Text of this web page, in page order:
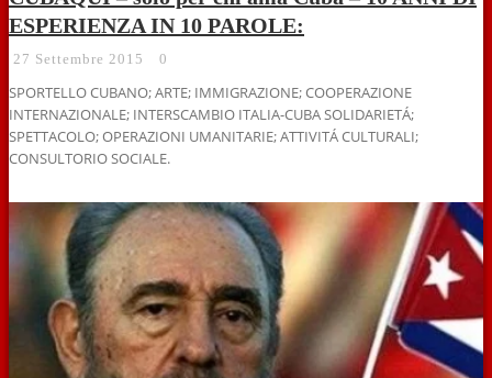
ESPERIENZA IN 10 PAROLE:
27 Settembre 2015 0
SPORTELLO CUBANO; ARTE; IMMIGRAZIONE; COOPERAZIONE
INTERNAZIONALE; INTERSCAMBIO ITALIA-CUBA SOLIDARIETÁ;
SPETTACOLO; OPERAZIONI UMANITARIE; ATTIVITÁ CULTURALI;
CONSULTORIO SOCIALE.